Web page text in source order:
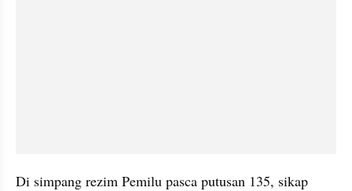
Di simpang rezim Pemilu pasca putusan 135, sikap